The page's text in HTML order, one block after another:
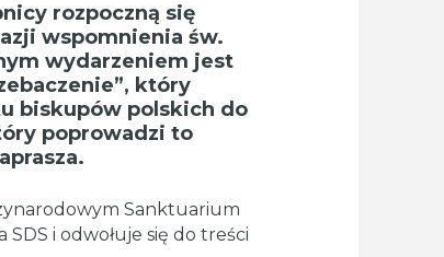
rozpoczną się
wspomnienia św.
wydarzeniem jest
który
biskupów polskich do
poprowadzi to
Sanktuarium
SDS i odwołuje się do treści